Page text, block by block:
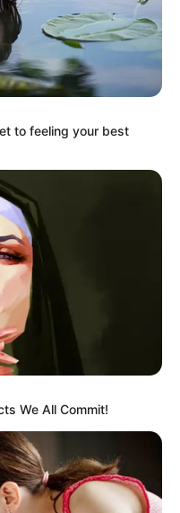
to feeling your best
We All Commit!